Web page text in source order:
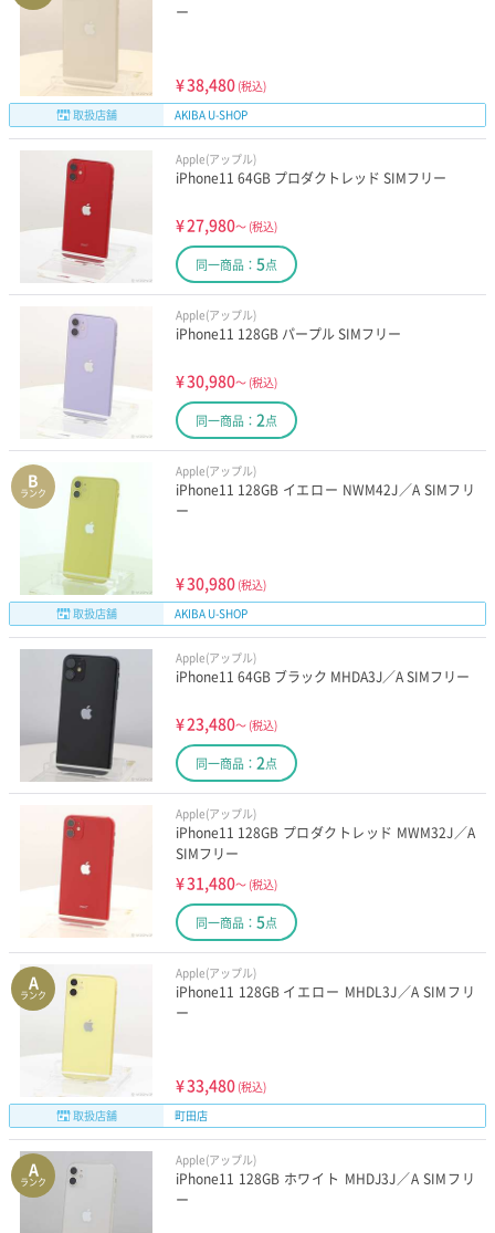
ー
¥38,480 (税込)
取扱店舗
AKIBA U-SHOP
Apple(アップル)
iPhone11 64GB プロダクトレッド SIMフリー
¥27,980～ (税込)
同一商品： 5点
Apple(アップル)
iPhone11 128GB パープル SIMフリー
¥30,980～ (税込)
同一商品： 2点
B
ランク
Apple(アップル)
iPhone11 128GB イエロー NWM42J／A SIMフリ
ー
¥30,980 (税込)
取扱店舗
AKIBA U-SHOP
Apple(アップル)
iPhone11 64GB ブラック MHDA3J／A SIMフリー
¥23,480～ (税込)
同一商品： 2点
Apple(アップル)
iPhone11 128GB プロダクトレッド MWM32J／A
SIMフリー
¥31,480～ (税込)
同一商品： 5点
A
ランク
Apple(アップル)
iPhone11 128GB イエロー MHDL3J／A SIMフリ
ー
¥33,480 (税込)
取扱店舗
町田店
A
ランク
Apple(アップル)
iPhone11 128GB ホワイト MHDJ3J／A SIMフリ
ー